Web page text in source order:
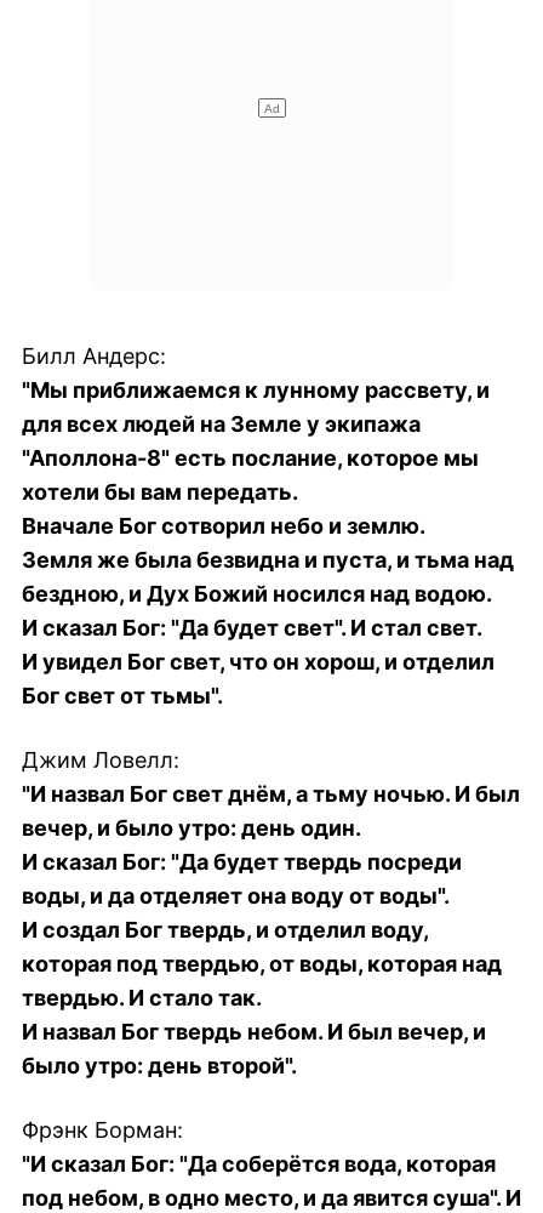
Билл Андерс:
"Мы приближаемся к лунному рассвету, и
для всех людей на Земле у экипажа
"Аполлона-8" есть послание, которое мы
хотели бы вам передать.
Вначале Бог сотворил небо и землю.
Земля же была безвидна и пуста, и тьма над
бездною, и Дух Божий носился над водою.
И сказал Бог: "Да будет свет". И стал свет.
И увидел Бог свет, что он хорош, и отделил
Бог свет от тьмы".
Джим Ловелл:
"И назвал Бог свет днём, а тьму ночью. И был
вечер, и было утро: день один.
И сказал Бог: "Да будет твердь посреди
воды, и да отделяет она воду от воды".
И создал Бог твердь, и отделил воду,
которая под твердью, от воды, которая над
твердью. И стало так.
И назвал Бог твердь небом. И был вечер, и
было утро: день второй".
Фрэнк Борман:
"И сказал Бог: "Да соберётся вода, которая
под небом, в одно место, и да явится суша". И